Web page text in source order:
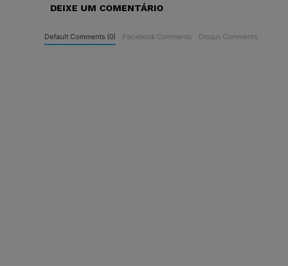
DEIXE UM COMENTÁRIO
Default Comments (0) Facebook Comments Disqus Comments